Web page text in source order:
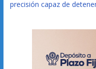
precisión capaz de